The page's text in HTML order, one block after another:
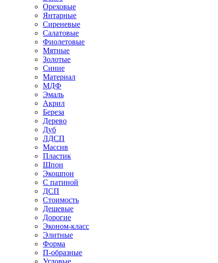
Ореховые
Янтарные
Сиреневые
Салатовые
Фиолетовые
Мятные
Золотые
Синие
Материал
МДФ
Эмаль
Акрил
Береза
Дерево
Дуб
ЛДСП
Массив
Пластик
Шпон
Экошпон
С патиной
ДСП
Стоимость
Дешевые
Дорогие
Эконом-класс
Элитные
Форма
П-образные
Угловые